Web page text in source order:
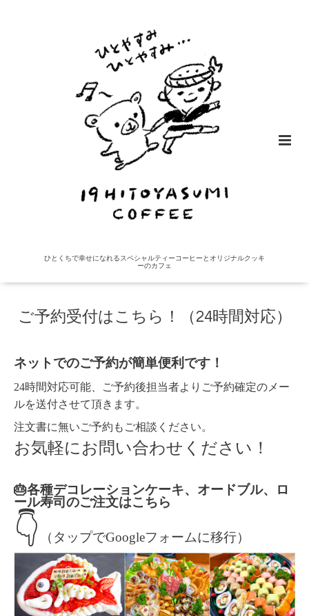
ひとくちで幸せになれるスペシャルティーコーヒーとオリジナルクッキ
ーのカフェ
ご予約受付はこちら！（24時間対応）
ネットでのご予約が簡単便利です！
24時間対応可能、ご予約後担当者よりご予約確定のメー
ルを送付させて頂きます。
注文書に無いご予約もご相談ください。
お気軽にお問い合わせください！
🎂各種デコレーションケーキ、オードブル、ロ
ール寿司のご注文はこちら
👇 （タップでGoogleフォームに移行）